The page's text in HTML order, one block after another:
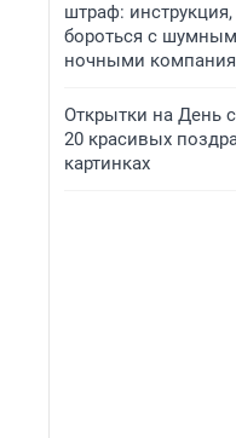
штраф: инструкция,
бороться с
ночными
Открытки на День
20 красивых
картинках